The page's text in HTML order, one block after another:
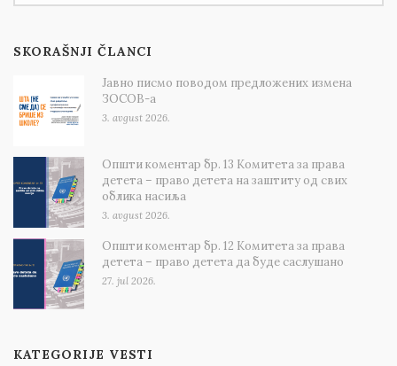
SKORAŠNJI ČLANCI
Јавно писмо поводом предложених измена
ЗОСОВ-а
3. avgust 2026.
Општи коментар бр. 13 Комитета за права
детета – право детета на заштиту од свих
облика насиља
3. avgust 2026.
Општи коментар бр. 12 Комитета за права
детета – право детета да буде саслушано
27. jul 2026.
KATEGORIJE VESTI